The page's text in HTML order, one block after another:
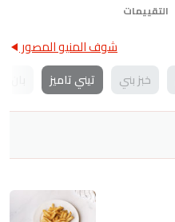
التقييمات
شوف المنيو المصور
خبز بني تيني تاميز